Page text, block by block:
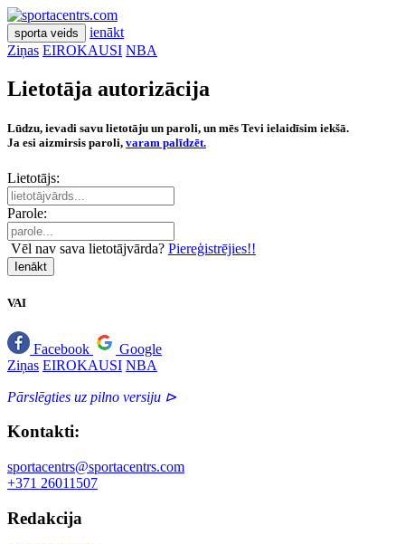
sporta veids
ienākt
Ziņas EIROKAUSI NBA
Lietotāja autorizācija
Lūdzu, ievadi savu lietotāju un paroli, un mēs Tevi ielaidīsim iekšā.
Ja esi aizmirsis paroli, varam palīdzēt.
Lietotājs:
Parole:
Vēl nav sava lietotājvārda? Piereģistrējies!!
Ienākt
VAI
Facebook
Google
Ziņas EIROKAUSI NBA
Pārslēgties uz pilno versiju ⊳
Kontakti:
sportacentrs@sportacentrs.com
+371 26011507
Redakcija